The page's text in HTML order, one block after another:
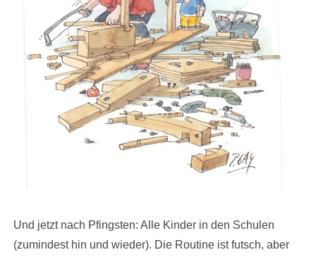
Und jetzt nach Pfingsten: Alle Kinder in den Schulen
(zumindest hin und wieder). Die Routine ist futsch, aber